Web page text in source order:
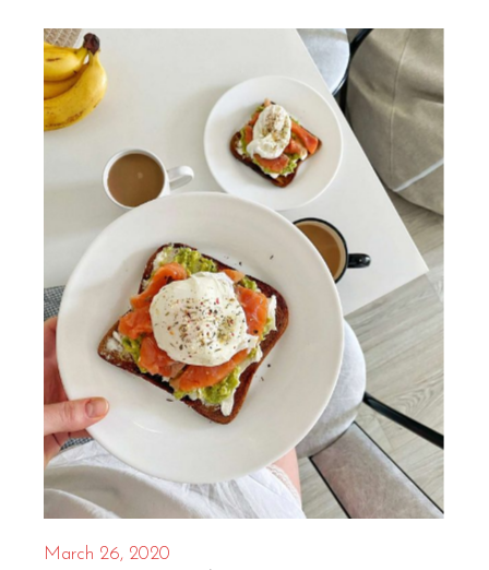
March 26, 2020